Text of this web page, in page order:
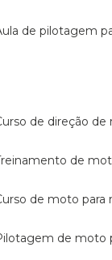
aula de pilotagem
curso de direção
treinamento de
curso de moto
pilotagem de moto